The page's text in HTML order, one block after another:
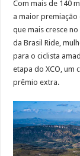
Com mais de 140
a maior premiação
que mais cresce
da Brasil Ride,
para o ciclista
etapa do XCO, um
prêmio extra.